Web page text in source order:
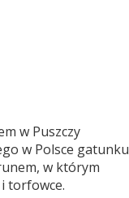
w Puszczy
w Polsce gatunku
w którym
torfowce.